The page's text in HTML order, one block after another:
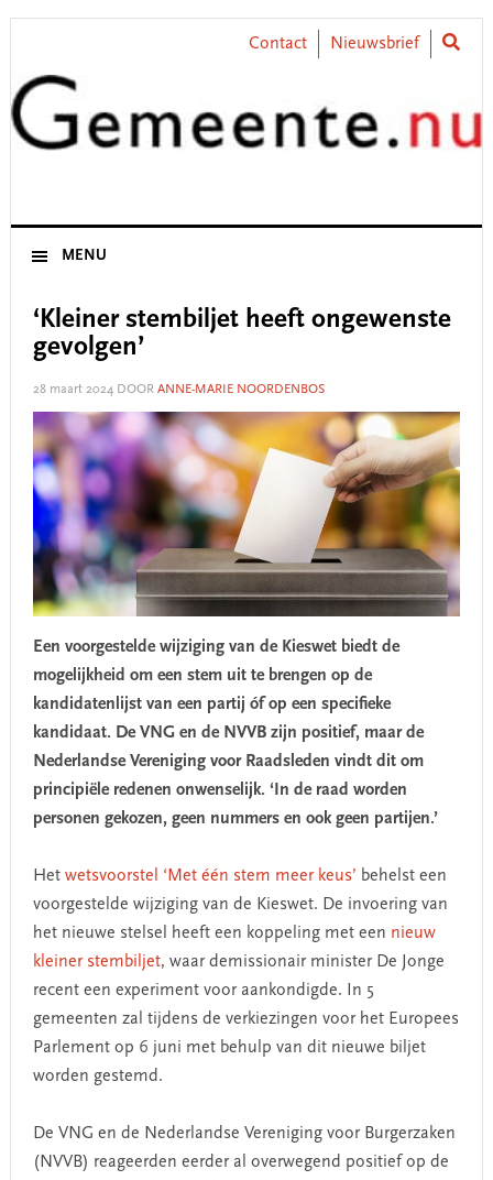
Skip
primary
navigation
Skip
content
Skip
primary
sidebar
Skip
footer
Contact Nieuwsbrief
MENU
‘Kleiner stembiljet heeft ongewenste
gevolgen’
28 maart 2024DOOR ANNE-MARIE NOORDENBOS
Een voorgestelde wijziging van de Kieswet biedt de
mogelijkheid om een stem uit te brengen op de
kandidatenlijst van een partij óf op een specifieke
kandidaat. De VNG en de NVVB zijn positief, maar de
Nederlandse Vereniging voor Raadsleden vindt dit om
principiële redenen onwenselijk. ‘In de raad worden
personen gekozen, geen nummers en ook geen partijen.’
Het wetsvoorstel ‘Met één stem meer keus’ behelst een
voorgestelde wijziging van de Kieswet. De invoering van
het nieuwe stelsel heeft een koppeling met een nieuw
kleiner stembiljet, waar demissionair minister De Jonge
recent een experiment voor aankondigde. In 5
gemeenten zal tijdens de verkiezingen voor het Europees
Parlement op 6 juni met behulp van dit nieuwe biljet
worden gestemd.
De VNG en de Nederlandse Vereniging voor Burgerzaken
(NVVB) reageerden eerder al overwegend positief op de